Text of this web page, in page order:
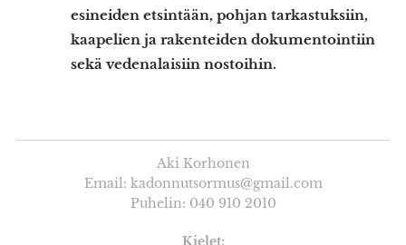
esineiden etsintään, pohjan tarkastuksiin,
kaapelien ja rakenteiden dokumentointiin
sekä vedenalaisiin nostoihin.
Aki Korhonen
Email: kadonnutsormus@gmail.com
Puhelin: 040 910 2010
Kielet